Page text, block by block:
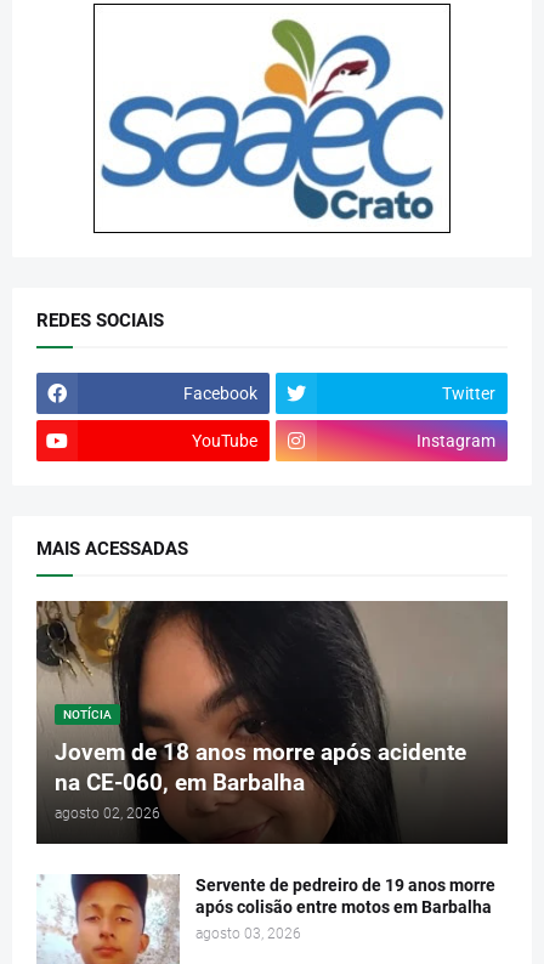
REDES SOCIAIS
Facebook Twitter
YouTube Instagram
MAIS ACESSADAS
NOTÍCIA
Jovem de 18 anos morre após acidente
na CE-060, em Barbalha
agosto 02, 2026
Servente de pedreiro de 19 anos morre
após colisão entre motos em Barbalha
agosto 03, 2026